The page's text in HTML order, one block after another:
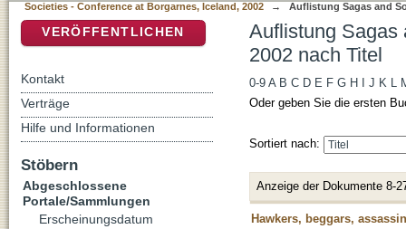
Societies - Conference at Borgarnes, Iceland, 2002
→ Auflistung Sagas and
Auflistung Sagas
2002 nach Titel
0-9 A B C D E F G H J K L
Oder geben Sie die ersten
Sortiert nach:
Anzeige der Dokumente 8-
Hawkers, beggars,
VERÖFFENTLICHEN
Kontakt
Verträge
Hilfe und Informationen
Stöbern
Abgeschlossene
Portale/Sammlungen
Erscheinungsdatum